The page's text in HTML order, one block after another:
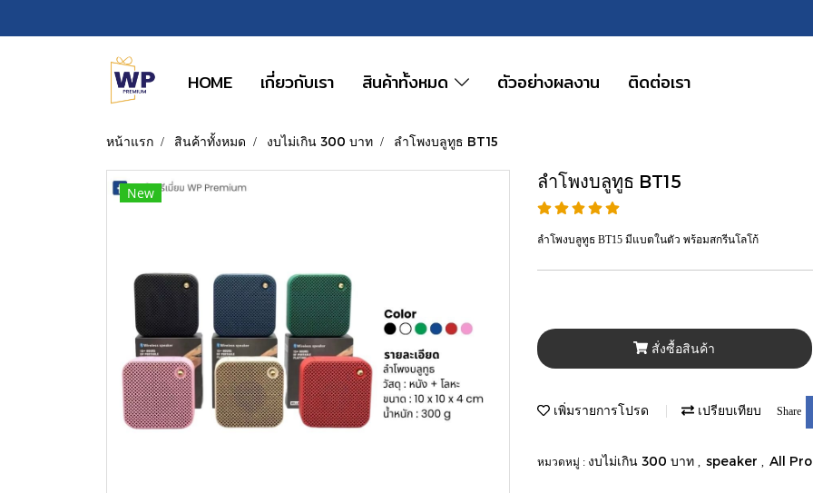
HOME เกี่ยวกับเรา สินค้าทั้งหมด ตัวอย่างผลงาน ติดต่อเรา
หน้าแรก สินค้าทั้งหมด งบไม่เกิน 300 บาท ลำโพงบลูทูธ BT15
New
ลำโพงบลูทูธ BT15
ลำโพงบลูทูธ BT15 มีแบตในตัว พร้อมสกรีนโลโก้
สั่งซื้อสินค้า
เพิ่มรายการโปรด เปรียบเทียบ Share
หมวดหมู่ : งบไม่เกิน 300 บาท speaker All